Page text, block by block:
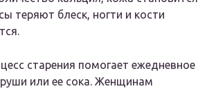
теряют блеск, ногти и кости
старения помогает ежедневное
или ее сока. Женщинам